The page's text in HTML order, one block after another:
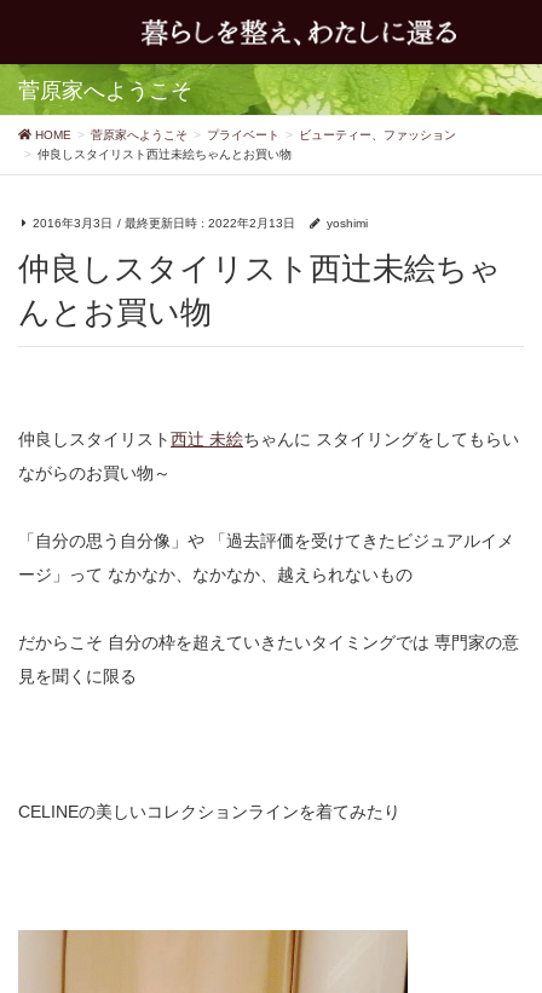
菅原家へようこそ
HOME 菅原家へようこそ プライベート
ビューティー、ファッション
仲良しスタイリスト西辻未絵ちゃんとお買い物
2016年3月3日 / 最終更新日時 : 2022年2月13日 yoshimi
仲良しスタイリスト西辻未絵ちゃ
んとお買い物
仲良しスタイリスト西辻 未絵ちゃんに スタイリングをしてもらい
ながらのお買い物～
「自分の思う自分像」や 「過去評価を受けてきたビジュアルイメ
ージ」って なかなか、なかなか、越えられないもの
だからこそ 自分の枠を超えていきたいタイミングでは 専門家の意
見を聞くに限る
CELINEの美しいコレクションラインを着てみたり